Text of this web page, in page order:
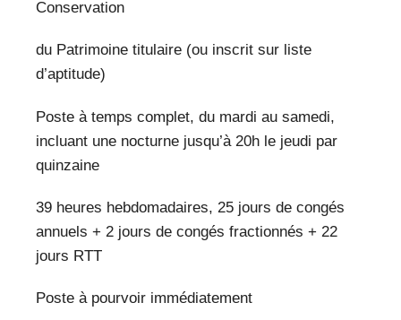
Conservation
du Patrimoine titulaire (ou inscrit sur liste
d’aptitude)
Poste à temps complet, du mardi au samedi,
incluant une nocturne jusqu’à 20h le jeudi par
quinzaine
39 heures hebdomadaires, 25 jours de congés
annuels + 2 jours de congés fractionnés + 22
jours RTT
Poste à pourvoir immédiatement